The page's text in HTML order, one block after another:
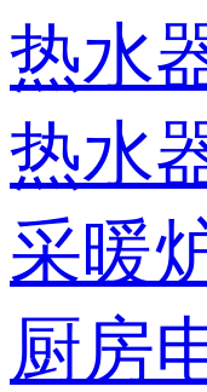
热水
热水
采暖
厨房